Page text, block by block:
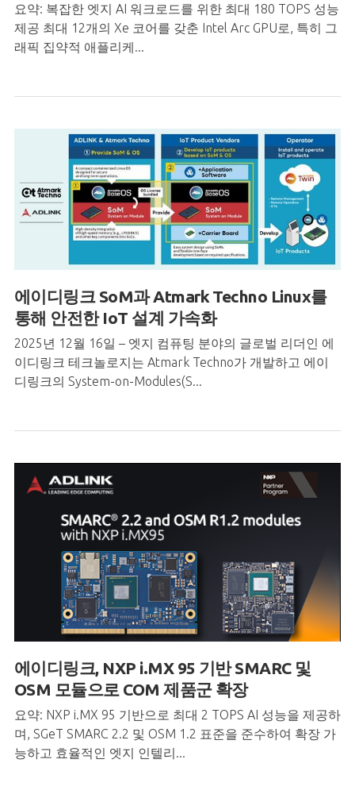
요약: 복잡한 엣지 AI 워크로드를 위한 최대 180 TOPS 성능
제공 최대 12개의 Xe 코어를 갖춘 Intel Arc GPU로, 특히 그
래픽 집약적 애플리케...
에이디링크 SoM과 Atmark Techno Linux를
통해 안전한 IoT 설계 가속화
2025년 12월 16일 – 엣지 컴퓨팅 분야의 글로벌 리더인 에
이디링크 테크놀로지는 Atmark Techno가 개발하고 에이
디링크의 System-on-Modules(S...
에이디링크, NXP i.MX 95 기반 SMARC 및
OSM 모듈으로 COM 제품군 확장
요약: NXP i.MX 95 기반으로 최대 2 TOPS AI 성능을 제공하
며, SGeT SMARC 2.2 및 OSM 1.2 표준을 준수하여 확장 가
능하고 효율적인 엣지 인텔리...